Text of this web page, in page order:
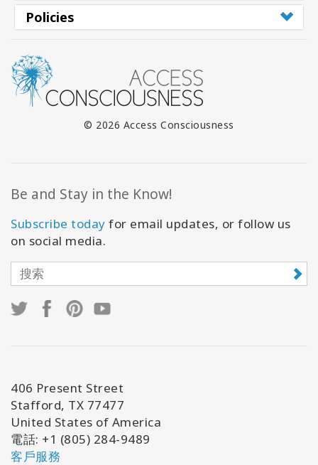
Policies
© 2026 Access Consciousness
Be and Stay in the Know!
Subscribe today for email updates, or follow us
on social media.
406 Present Street
Stafford, TX 77477
United States of America
電話: +1 (805) 284-9489
客戶服務